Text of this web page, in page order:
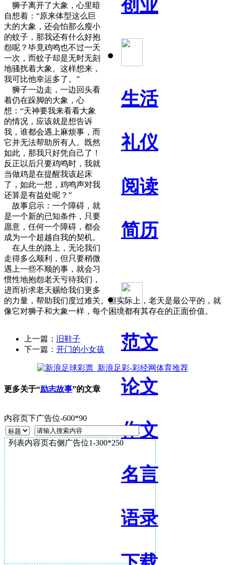
创业
生活
礼仪
阅读
简历
范文
论文
作文
名言
语录
狮子离开了大象，心里暗
自想着：“原来体型这么巨
大的大象，还会怕那么瘦小
的蚊子，那我还有什么好抱
怨呢？毕竟鸡鸣也不过一天
一次，而蚊子却是无时无刻
地骚扰着大象。这样想来，
我可比他幸运多了。”
狮子一边走，一边回头看
着仍在跺脚的大象，心
想：“天神要我来看看大象
的情况，应该就是想告诉
我，谁都会遇上麻烦事，而
它并无法帮助所有人。既然
如此，那我只好凭自己了！
反正以后只要鸡鸣时，我就
当做鸡是在提醒我该起床
了，如此一想，鸡鸣声对我
还算是有益处呢？”
故事启示：一个障碍，就
是一个新的已知条件，只要
愿意，任何一个障碍，都会
成为一个超越自我的契机。
在人生的路上，无论我们
走得多么顺利，但只要稍微
遇上一些不顺的事，就会习
惯性地抱怨老天亏待我们，
进而祈求老天赐给我们更多
的力量，帮助我们度过难关。但实际上，老天是最公平的，就
像它对狮子和大象一样，每个困境都有其存在的正面价值。
上一篇：
旧鞋子
下一篇： 开门的小女孩
更多关于“励志故事”的文章
内容页下广告位-600*90
列表内容页右侧广告位1-300*250